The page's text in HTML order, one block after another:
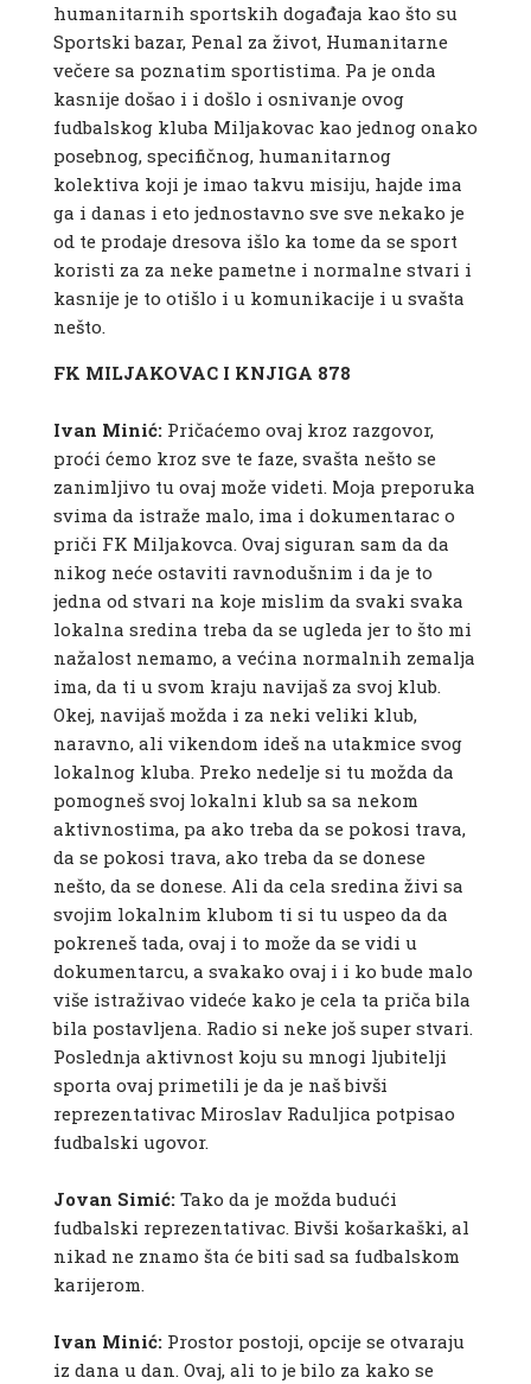
humanitarnih sportskih događaja kao što su
Sportski bazar, Penal za život, Humanitarne
večere sa poznatim sportistima. Pa je onda
kasnije došao i i došlo i osnivanje ovog
fudbalskog kluba Miljakovac kao jednog onako
posebnog, specifičnog, humanitarnog
kolektiva koji je imao takvu misiju, hajde ima
ga i danas i eto jednostavno sve sve nekako je
od te prodaje dresova išlo ka tome da se sport
koristi za za neke pametne i normalne stvari i
kasnije je to otišlo i u komunikacije i u svašta
nešto.
FK MILJAKOVAC I KNJIGA 878
Ivan Minić:Pričaćemo ovaj kroz razgovor,
proći ćemo kroz sve te faze, svašta nešto se
zanimljivo tu ovaj može videti. Moja preporuka
svima da istraže malo, ima i dokumentarac o
priči FK Miljakovca. Ovaj siguran sam da da
nikog neće ostaviti ravnodušnim i da je to
jedna od stvari na koje mislim da svaki svaka
lokalna sredina treba da se ugleda jer to što mi
nažalost nemamo, a većina normalnih zemalja
ima, da ti u svom kraju navijaš za svoj klub.
Okej, navijaš možda i za neki veliki klub,
naravno, ali vikendom ideš na utakmice svog
lokalnog kluba. Preko nedelje si tu možda da
pomogneš svoj lokalni klub sa sa nekom
aktivnostima, pa ako treba da se pokosi trava,
da se pokosi trava, ako treba da se donese
nešto, da se donese. Ali da cela sredina živi sa
svojim lokalnim klubom ti si tu uspeo da da
pokreneš tada, ovaj i to može da se vidi u
dokumentarcu, a svakako ovaj i i ko bude malo
više istraživao videće kako je cela ta priča bila
bila postavljena. Radio si neke još super stvari.
Poslednja aktivnost koju su mnogi ljubitelji
sporta ovaj primetili je da je naš bivši
reprezentativac Miroslav Raduljica potpisao
fudbalski ugovor.
Jovan Simić:Tako da je možda budući
fudbalski reprezentativac. Bivši košarkaški, al
nikad ne znamo šta će biti sad sa fudbalskom
karijerom.
Ivan Minić:Prostor postoji, opcije se otvaraju
iz dana u dan. Ovaj, ali to je bilo za kako se